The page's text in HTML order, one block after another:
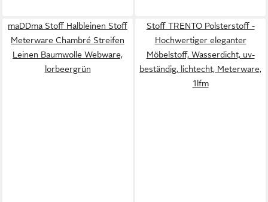
maDDma Stoff Halbleinen Stoff
Meterware Chambré Streifen
Leinen Baumwolle Webware,
lorbeergrün
Stoff TRENTO Polsterstoff -
Hochwertiger eleganter
Möbelstoff, Wasserdicht, uv-
beständig, lichtecht, Meterware,
1lfm